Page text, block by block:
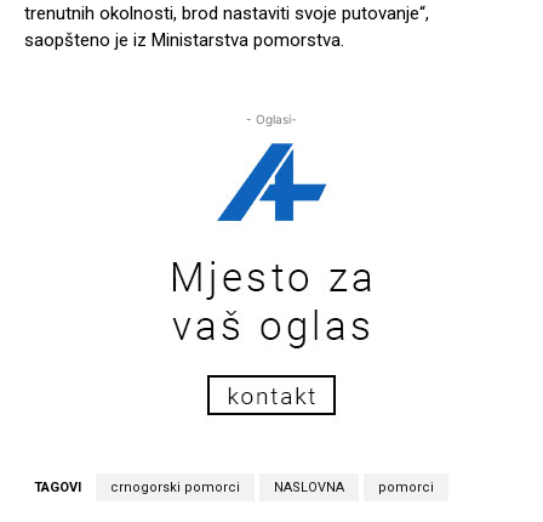
trenutnih okolnosti, brod nastaviti svoje putovanje“,
saopšteno je iz Ministarstva pomorstva.
- Oglasi-
TAGOVI crnogorski pomorci NASLOVNA pomorci